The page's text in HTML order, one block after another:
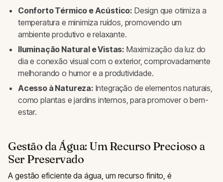
Conforto Térmico e Acústico: Design que otimiza a
temperatura e minimiza ruídos, promovendo um
ambiente produtivo e relaxante.
Iluminação Natural e Vistas: Maximização da luz do
dia e conexão visual com o exterior, comprovadamente
melhorando o humor e a produtividade.
Acesso à Natureza: Integração de elementos naturais,
como plantas e jardins internos, para promover o bem-
estar.
Gestão da Água: Um Recurso Precioso a
Ser Preservado
A gestão eficiente da água, um recurso finito, é